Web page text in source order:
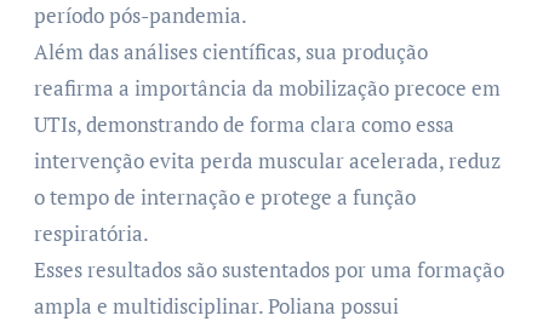
período pós-pandemia.
Além das análises científicas, sua produção
reafirma a importância da mobilização precoce em
UTIs, demonstrando de forma clara como essa
intervenção evita perda muscular acelerada, reduz
o tempo de internação e protege a função
respiratória.
Esses resultados são sustentados por uma formação
ampla e multidisciplinar. Poliana possui